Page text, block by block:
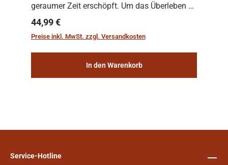
geraumer Zeit erschöpft. Um das Überleben zu
sichern, wurden die sogenannten
„Weltenschiffe“ gebaut. Auf diesen
Regulärer Preis:
44,99 €
Preise inkl. MwSt. zzgl. Versandkosten
In den Warenkorb
Service-Hotline